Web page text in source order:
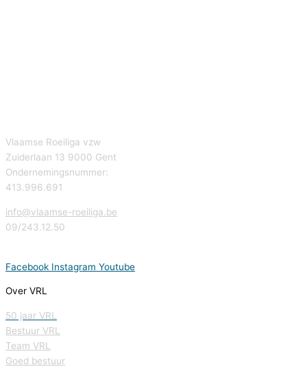
Vlaamse Roeiliga vzw
Zuiderlaan 13 9000 Gent
Ondernemingsnummer:
413.996.691
info@vlaamse-roeiliga.be
09/243.12.50
Facebook Instagram Youtube
Over VRL
50 jaar VRL
Bestuur VRL
Team VRL
Goed bestuur